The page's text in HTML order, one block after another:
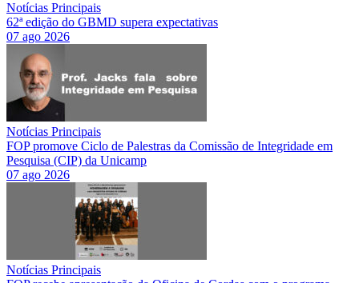
Notícias Principais
62ª edição do GBMD supera expectativas
07 ago 2026
Notícias Principais
FOP promove Ciclo de Palestras da Comissão de Integridade em
Pesquisa (CIP) da Unicamp
07 ago 2026
Notícias Principais